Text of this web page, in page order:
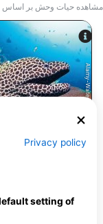
مشاهده حیات وحش بر اساس
Alamy-WaterFrame
مارماهی
Privacy policy
setting of